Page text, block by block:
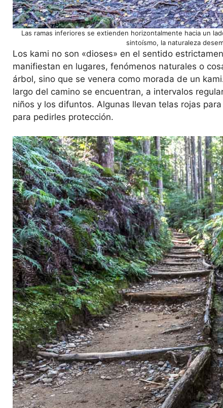
Las ramas inferiores se extienden horizontalmente hacia un
sintoísmo, la naturaleza
Los kami no son «dioses» en el sentido
manifiestan en lugares, fenómenos naturales o
árbol, sino que se venera como morada de un
largo del camino se encuentran, a intervalos
niños y los difuntos. Algunas llevan telas rojas
para pedirles protección.